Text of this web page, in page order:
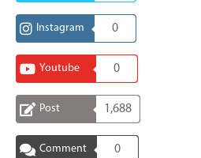
Instagram 0
Youtube 0
Post 1,688
Comment 0